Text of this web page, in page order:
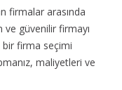
firmalar arasında
ve güvenilir firmayı
bir firma seçimi
maliyetleri ve